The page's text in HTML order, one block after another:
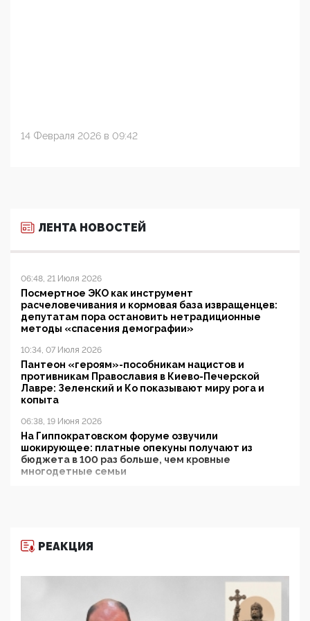
14 Февраля 2026 в 09:42
ЛЕНТА НОВОСТЕЙ
06:48, 21 Июля 2026
Посмертное ЭКО как инструмент
расчеловечивания и кормовая база извращенцев:
депутатам пора остановить нетрадиционные
методы «спасения демографии»
10:34, 07 Июля 2026
Пантеон «героям»-пособникам нацистов и
противникам Православия в Киево-Печерской
Лавре: Зеленский и Ко показывают миру рога и
копыта
06:38, 19 Июня 2026
На Гиппократовском форуме озвучили
шокирующее: платные опекуны получают из
бюджета в 100 раз больше, чем кровные
многодетные семьи
11:53, 09 Июня 2026
деятельность ИИТО ЮНЕСКО в России, но
цифроглобалисты продолжают определять
повестку в образовании
РЕАКЦИЯ